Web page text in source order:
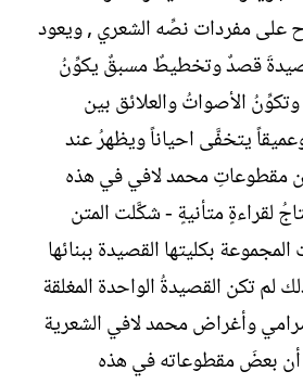
على مفردات نصِّه الشعري , ويعود
قصدٌ وتخطيطٌ مسبقٌ يكوِّنُ
الأصواتُ والعلائق بين
يتخفَّى احياناً ويظهرُ عند
مقطوعاتِ محمد لافي في هذه
لقراءةٍ متأنيةٍ - شكَّلت المتن
بكليتها القصيدة ببنائها
لم تكن القصيدةُ الواحدة المغلقة
وأغراض محمد لافي الشعرية
أن بعضَ مقطوعاته في هذه